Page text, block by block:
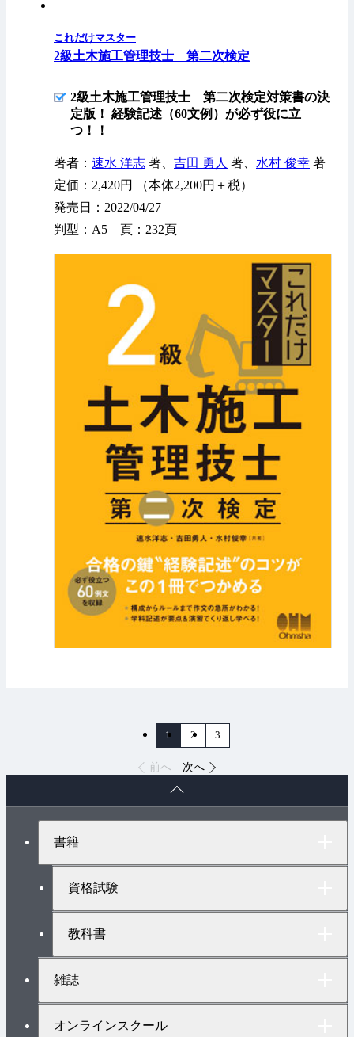
これだけマスター
2級土木施工管理技士 第二次検定
2級土木施工管理技士 第二次検定対策書の決
定版！ 経験記述（60文例）が必ず役に立
つ！！
著者： 速水 洋志 著、 吉田 勇人 著、 水村 俊幸 著
定価：2,420円 （本体2,200円＋税）
発売日：2022/04/27
判型：A5 頁：232頁
前へ
1 2 3
次へ
書籍
資格試験
教科書
雑誌
オンラインスクール